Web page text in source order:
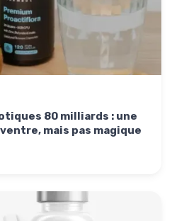
80 milliards : une
mais pas magique